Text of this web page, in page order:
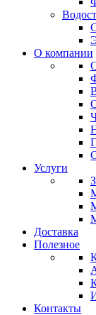
О компании
Услуги
Доставка
Полезное
Контакты